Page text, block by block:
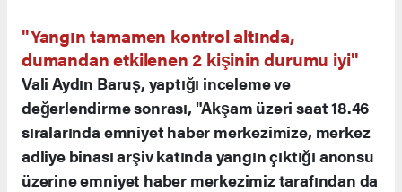
"Yangın tamamen kontrol altında,
dumandan etkilenen 2 kişinin durumu iyi"
Vali Aydın Baruş, yaptığı inceleme ve
değerlendirme sonrası, "Akşam üzeri saat 18.46
sıralarında emniyet haber merkezimize, merkez
adliye binası arşiv katında yangın çıktığı anonsu
üzerine emniyet haber merkezimiz tarafından da